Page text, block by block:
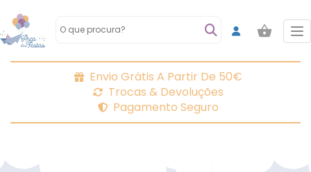
Envio Grátis A Partir De 50€
Trocas & Devoluções
Pagamento Seguro